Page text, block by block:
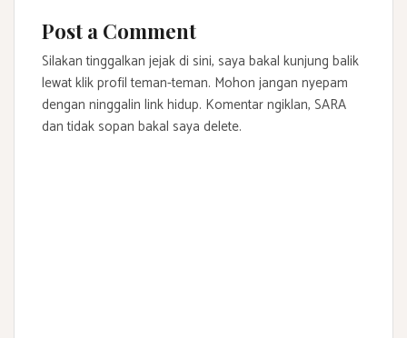
Post a Comment
Silakan tinggalkan jejak di sini, saya bakal kunjung balik
lewat klik profil teman-teman. Mohon jangan nyepam
dengan ninggalin link hidup. Komentar ngiklan, SARA
dan tidak sopan bakal saya delete.